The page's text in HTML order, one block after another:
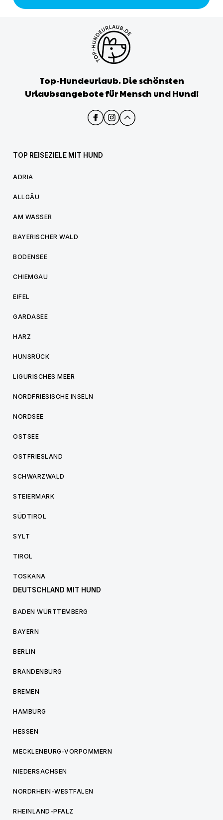
Top-Hundeurlaub. Die schönsten
Urlaubsangebote für Mensch und Hund!
TOP REISEZIELE MIT HUND
ADRIA
ALLGÄU
AM WASSER
BAYERISCHER WALD
BODENSEE
CHIEMGAU
EIFEL
GARDASEE
HARZ
HUNSRÜCK
LIGURISCHES MEER
NORDFRIESISCHE INSELN
NORDSEE
OSTSEE
OSTFRIESLAND
SCHWARZWALD
STEIERMARK
SÜDTIROL
SYLT
TIROL
TOSKANA
DEUTSCHLAND MIT HUND
BADEN WÜRTTEMBERG
BAYERN
BERLIN
BRANDENBURG
BREMEN
HAMBURG
HESSEN
MECKLENBURG-VORPOMMERN
NIEDERSACHSEN
NORDRHEIN-WESTFALEN
RHEINLAND-PFALZ